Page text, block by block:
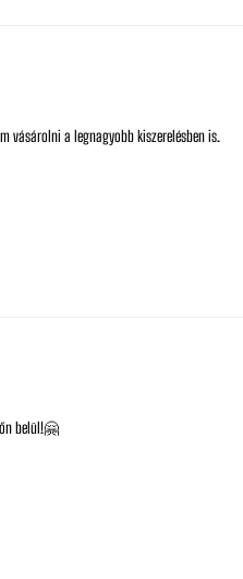
vásárolni a legnagyobb kiszerelésben is.
belül!🤗